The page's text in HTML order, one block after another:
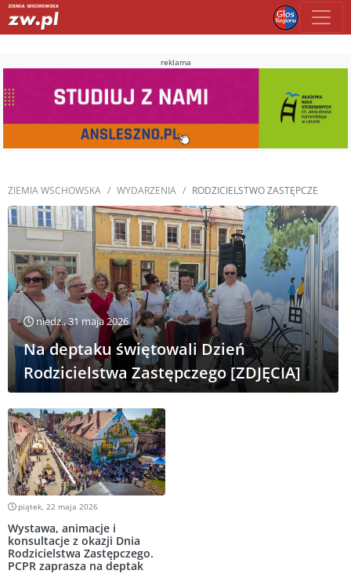
reklama
ZIEMIA WSCHOWSKA WYDARZENIA RODZICIELSTWO ZASTĘPCZE
niedz., 31 maja 2026
Na deptaku świętowali Dzień
Rodzicielstwa Zastępczego [ZDJĘCIA]
piątek, 22 maja 2026
Wystawa, animacje i
konsultacje z okazji Dnia
Rodzicielstwa Zastępczego.
PCPR zaprasza na deptak